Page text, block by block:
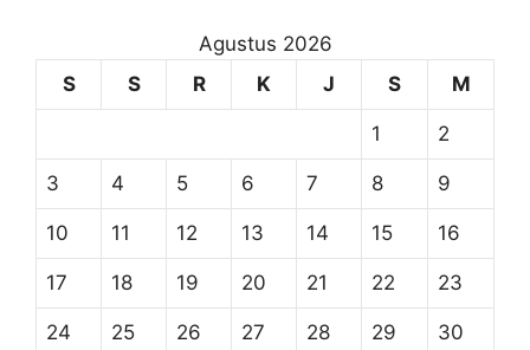
Agustus 2026
S
S R K J S M
1 2
3 4 5 6 7 8 9
10 11 12 13 14 15 16
17 18 19 20 21 22 23
24 25 26 27 28 29 30